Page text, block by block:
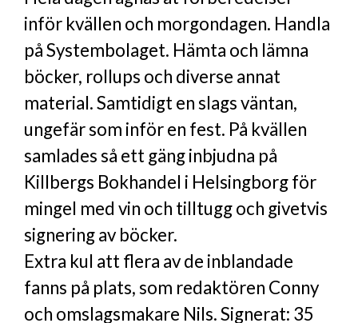
inför kvällen och morgondagen. Handla
på Systembolaget. Hämta och lämna
böcker, rollups och diverse annat
material. Samtidigt en slags väntan,
ungefär som inför en fest. På kvällen
samlades så ett gäng inbjudna på
Killbergs Bokhandel i Helsingborg för
mingel med vin och tilltugg och givetvis
signering av böcker.
Extra kul att flera av de inblandade
fanns på plats, som redaktören Conny
och omslagsmakare Nils. Signerat: 35